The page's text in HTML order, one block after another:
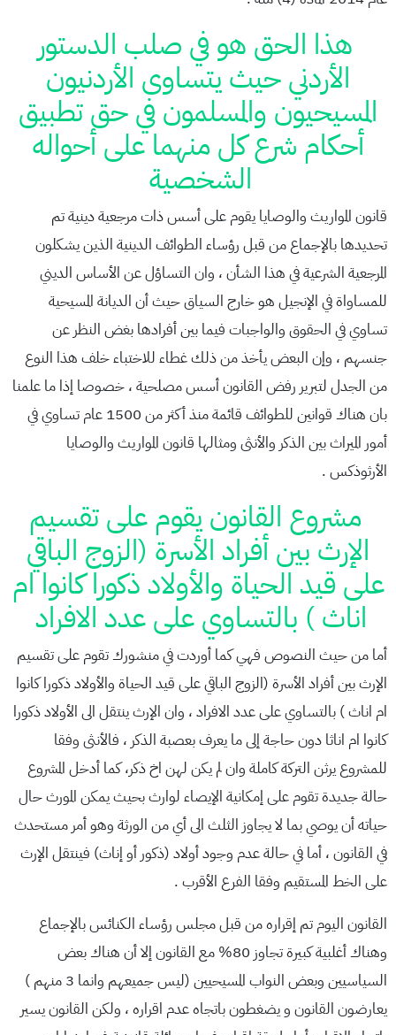
هذا الحق هو في صلب الدستور
الأردني حيث يتساوى الأردنيون
المسيحيون والمسلمون في حق تطبيق
أحكام شرع كل منهما على أحواله
الشخصية
قانون المواريث والوصايا يقوم على أسس ذات مرجعية دينية تم
تحديدها بالإجماع من قبل رؤساء الطوائف الدينية الذين يشكلون
المرجعية الشرعية في هذا الشأن ، وان التساؤل عن الأساس الديني
للمساواة في الإنجيل هو خارج السياق حيث أن الديانة المسيحية
تساوي في الحقوق والواجبات فيما بين أفرادها بغض النظر عن
جنسهم ، وإن البعض يأخذ من ذلك غطاء للاختباء خلف هذا النوع
من الجدل لتبرير رفض القانون أسس مصلحية ، خصوصا إذا ما علمنا
بان هناك قوانين للطوائف قائمة منذ أكثر من 1500 عام تساوي في
أمور الميراث بين الذكر والأنثى ومثالها قانون المواريث والوصايا
الأرثوذكس .
مشروع القانون يقوم على تقسيم
الإرث بين أفراد الأسرة (الزوج الباقي
على قيد الحياة والأولاد ذكورا كانوا ام
اناث ) بالتساوي على عدد الافراد
أما من حيث النصوص فهي كما أوردت في منشورك تقوم على تقسيم
الإرث بين أفراد الأسرة (الزوج الباقي على قيد الحياة والأولاد ذكورا كانوا
ام اناث ) بالتساوي على عدد الافراد ، وان الإرث ينتقل الى الأولاد ذكورا
كانوا ام اناثا دون حاجة إلى ما يعرف بعصبة الذكر ، فالأنثى وفقا
للمشروع يرثن التركة كاملة وان لم يكن لهن اخ ذكر، كما أدخل المشروع
حالة جديدة تقوم على إمكانية الإيصاء لوارث بحيث يمكن المورث حال
حياته أن يوصي بما لا يجاوز الثلث الى أي من الورثة وهو أمر مستحدث
في القانون ، أما في حالة عدم وجود أولاد (ذكور أو إناث) فينتقل الإرث
على الخط المستقيم وفقا الفرع الأقرب .
القانون اليوم تم إقراره من قبل مجلس رؤساء الكنائس بالإجماع
وهناك أغلبية كبيرة تجاوز 80% مع القانون إلا أن هناك بعض
السياسيين وبعض النواب المسيحيين (ليس جميعهم وانما 3 منهم )
يعارضون القانون و يضغطون باتجاه عدم اقراره ، ولكن القانون يسير